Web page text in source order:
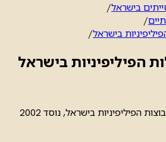
בישראל/
/
בישראל/
הפיליפיניות בישראל
הפיליפיניות בישראל, נוסד 2002